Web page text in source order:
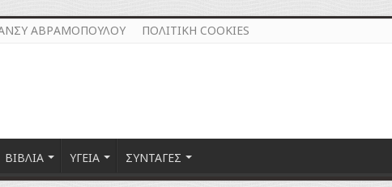
ΑΒΡΑΜΟΠΟΥΛΟΥ ΠΟΛΙΤΙΚΗ COOKIES
ΒΙΒΛΙΑ ΥΓΕΙΑ ΣΥΝΤΑΓΕΣ